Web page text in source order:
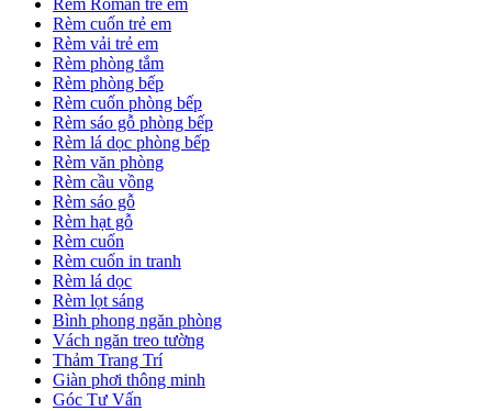
Rèm Roman trẻ em
Rèm cuốn trẻ em
Rèm vải trẻ em
Rèm phòng tắm
Rèm phòng bếp
Rèm cuốn phòng bếp
Rèm sáo gỗ phòng bếp
Rèm lá dọc phòng bếp
Rèm văn phòng
Rèm cầu vồng
Rèm sáo gỗ
Rèm hạt gỗ
Rèm cuốn
Rèm cuốn in tranh
Rèm lá dọc
Rèm lọt sáng
Bình phong ngăn phòng
Vách ngăn treo tường
Thảm Trang Trí
Giàn phơi thông minh
Góc Tư Vấn